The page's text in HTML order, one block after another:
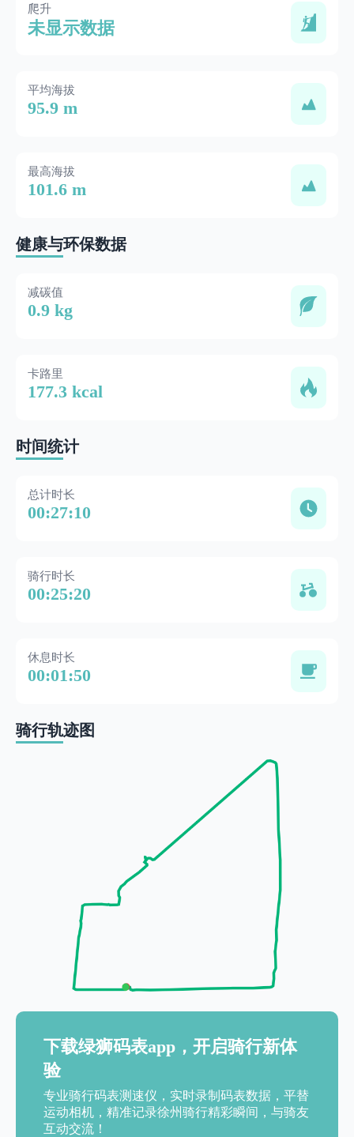
爬升
未显示数据
平均海拔
95.9 m
最高海拔
101.6 m
健康与环保数据
减碳值
0.9 kg
卡路里
177.3 kcal
时间统计
总计时长
00:27:10
骑行时长
00:25:20
休息时长
00:01:50
骑行轨迹图
下载绿狮码表app，开启骑行新体
验
专业骑行码表测速仪，实时录制码表数据，平替
运动相机，精准记录徐州骑行精彩瞬间，与骑友
互动交流！